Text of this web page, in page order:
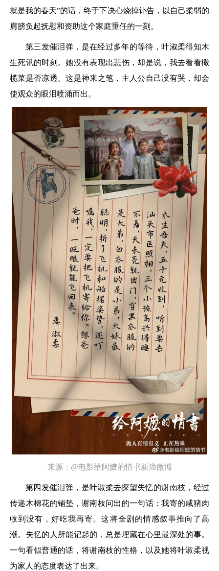
就是我的春天”的话，终于下决心烧掉讣告，以自己柔弱的
肩膀负起抚慰和资助这个家庭重任的一刻。
第三发催泪弹，是在经过多年的等待，叶淑柔得知木
生死讯的时刻。她没有表现出悲伤，却是说，我去看看橄
榄菜是否凉透。这是神来之笔，主人公自己没有哭，却会
使观众的眼泪喷涌而出。
来源：@电影给阿嬷的情书新浪微博
第四发催泪弹，是叶淑柔去探望失忆的谢南枝，经过
传递木棉花的铺垫，谢南枝问出的一句话：我寄的咸猪肉
收到没有，好吃我再寄。这将全剧的情感叙事推向了高
潮。失忆的人所能记起的，总是埋藏在心里最深处的事。
一句看似普通的话，将谢南枝的性格，以及她将叶淑柔视
为家人的态度表达了出来。